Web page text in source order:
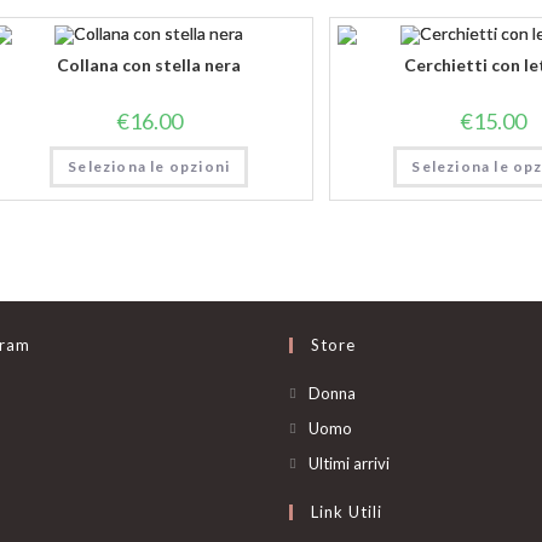
Collana con stella nera
€16.00
Seleziona le opzioni
Cerchietti con
€15.00
Seleziona le
Store
Donna
tab
Uomo
in
new
Ultimi arriviOpens
Link Utili